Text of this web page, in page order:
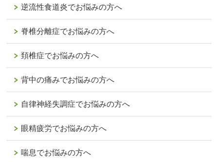
逆流性食道炎でお悩みの方へ
脊椎分離症でお悩みの方へ
頚椎症でお悩みの方へ
背中の痛みでお悩みの方へ
自律神経失調症でお悩みの方へ
眼精疲労でお悩みの方へ
喘息でお悩みの方へ